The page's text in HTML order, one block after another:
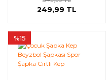
249,99 TL
%15